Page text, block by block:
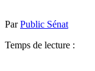
ParPublic Sénat
Temps de lecture :